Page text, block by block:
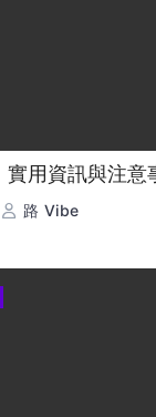
實用資訊與注意
路 Vibe